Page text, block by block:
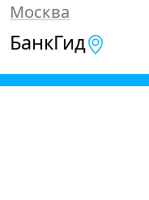
Москва
БанкГид